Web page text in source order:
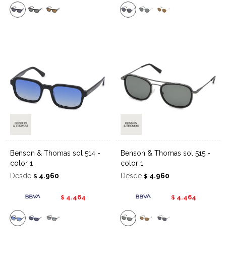
Benson & Thomas sol 514 -
color 1
Desde $ 4.960
$ 4.464
Benson & Thomas sol 515 -
color 1
Desde $ 4.960
$ 4.464